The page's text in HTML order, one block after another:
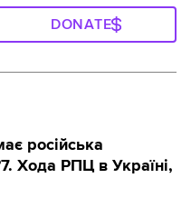
DONATE
російська
Хода РПЦ в Україні,